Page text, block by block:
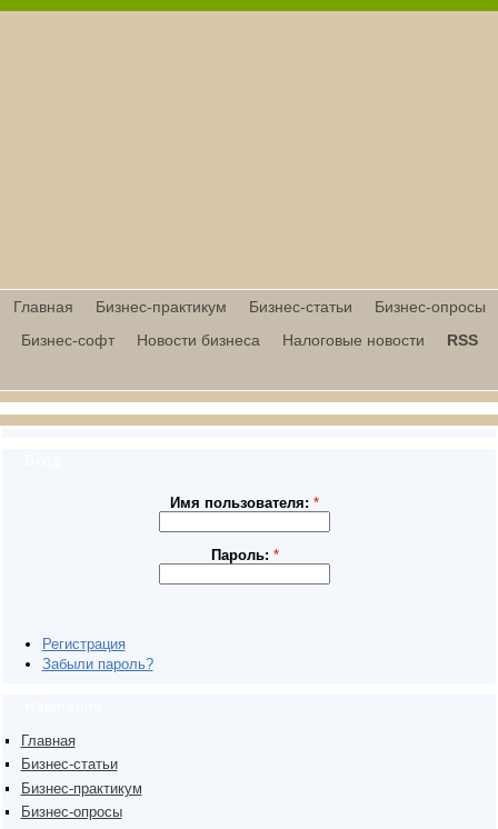
Главная Бизнес-практикум Бизнес-статьи
Бизнес-опросы
Бизнес-софт
Новости бизнеса Налоговые новости RSS
Имя пользователя:*
Пароль: *
Регистрация
Забыли пароль?
Главная
Бизнес-статьи
Бизнес-практикум
Бизнес-опросы